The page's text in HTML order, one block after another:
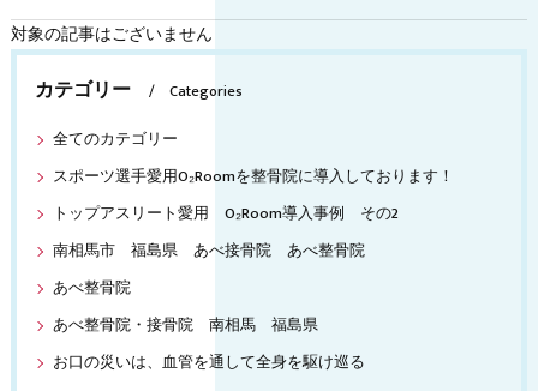
対象の記事はございません
カテゴリー
Categories
全てのカテゴリー
スポーツ選手愛用O₂Roomを整骨院に導入しております！
トップアスリート愛用 O₂Room導入事例 その2
南相馬市 福島県 あべ接骨院 あべ整骨院
あべ整骨院
あべ整骨院・接骨院 南相馬 福島県
お口の災いは、血管を通して全身を駆け巡る